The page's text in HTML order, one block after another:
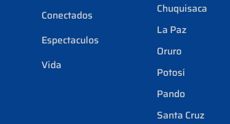
Conectados
Espectaculos
Vida
Chuquisaca
La Paz
Oruro
Potosí
Pando
Santa Cruz